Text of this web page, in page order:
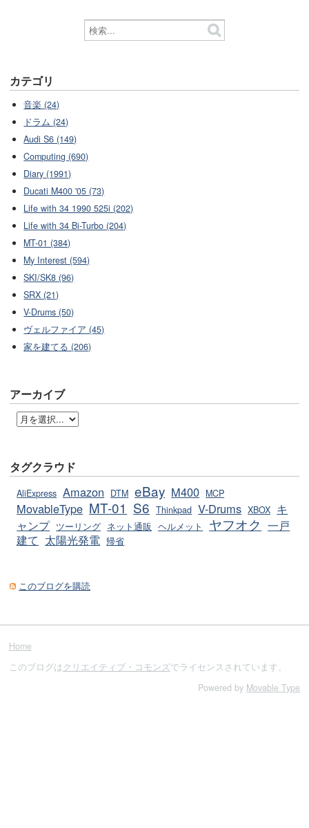
カテゴリ
音楽 (24)
ドラム (24)
Audi S6 (149)
Computing (690)
Diary (1991)
Ducati M400 '05 (73)
Life with 34 1990 525i (202)
Life with 34 Bi-Turbo (204)
MT-01 (384)
My Interest (594)
SKI/SK8 (96)
SRX (21)
V-Drums (50)
ヴェルファイア (45)
家を建てる (206)
アーカイブ
タグクラウド
AliExpress Amazon DTM eBay M400 MCP
MovableType MT-01 S6 Thinkpad V-Drums XBOX キ
ャンプ ツーリング ネット通販 ヘルメット ヤフオク 一戸
建て 太陽光発電 帰省
このブログを購読
Home
このブログはクリエイティブ・コモンズでライセンスされています。
Powered by Movable Type